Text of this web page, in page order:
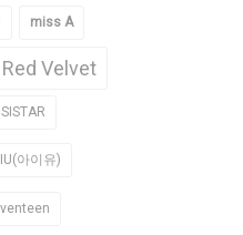
miss A
Red Velvet
SISTAR
IU(아이유)